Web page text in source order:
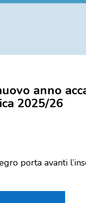
anno
2025/26
porta avanti